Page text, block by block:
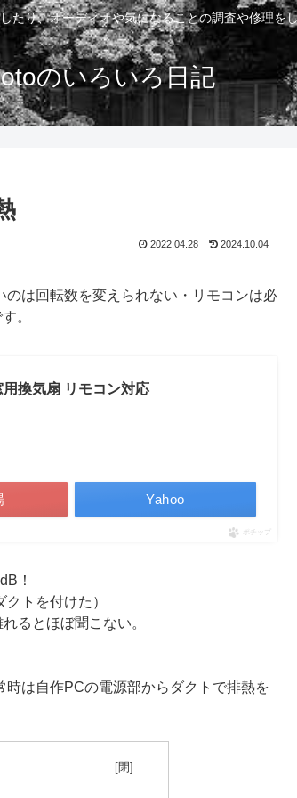
たり、オーディオや気になることの調査や修理を
のいろいろ日記
2022.04.28 2024.10.04
は回転数を変えられない・リモコンは必
。
換気扇 リモコン対応
Yahoo
ポチップ
！
トを付けた）
るとほぼ聞こない。
は自作PCの電源部からダクトで排熱を